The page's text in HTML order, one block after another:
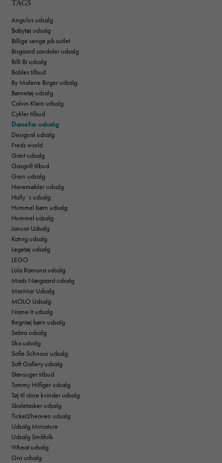
TAGS
Angulus udsalg
Babytøj udsalg
Billige senge på outlet
Bisgaard sandaler udsalg
Billi Bi udsalg
Bobles tilbud
By Malene Birger udsalg
Børnetøj udsalg
Calvin Klein udsalg
Cykler tilbud
Danefæ udsalg
Desigual udsalg
Freds world
Gant udsalg
Gasgrill tilbud
Garn udsalg
Havemøbler udsalg
Holly´s udsalg
Hummel børn udsalg
Hummel udsalg
Januar Udsalg
Katvig udsalg
Legetøj udsalg
LEGO
Lola Ramona udsalg
Mads Nørgaard udsalg
MarMar Udsalg
MOLO Udsalg
Name It udsalg
Regntøj børn udsalg
Sebra udsalg
Sko udsalg
Sofie Schnoor udsalg
Soft Gallery udsalg
Støvsuger tilbud
Tommy Hilfiger udsalg
Tøj til store kvinder udsalg
Skoletasker udsalg
Ticket2heaven udsalg
Udsalg Miniature
Udsalg Småfolk
Wheat udsalg
Gro udsalg